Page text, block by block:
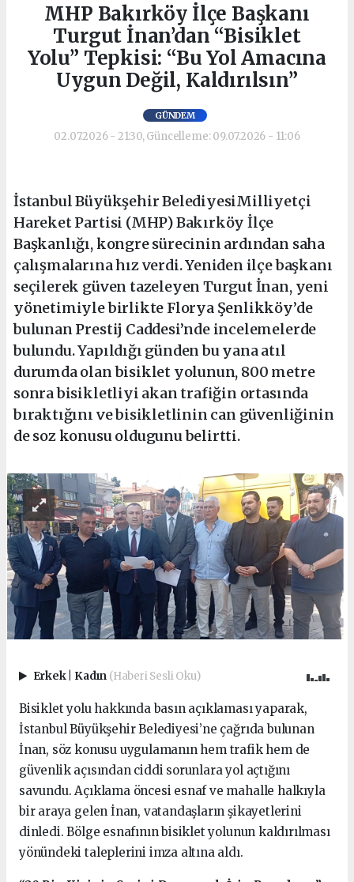
MHP Bakırköy İlçe Başkanı
Turgut İnan’dan “Bisiklet
Yolu” Tepkisi: “Bu Yol Amacına
Uygun Değil, Kaldırılsın”
GÜNDEM
02.07.2026 - 21:30, Güncelleme: 09.07.2026 - 11:06
İstanbul Büyükşehir BelediyesiMilliyetçi
Hareket Partisi (MHP) Bakırköy İlçe
Başkanlığı, kongre sürecinin ardından saha
çalışmalarına hız verdi. Yeniden ilçe başkanı
seçilerek güven tazeleyen Turgut İnan, yeni
yönetimiyle birlikte Florya Şenlikköy’de
bulunan Prestij Caddesi’nde incelemelerde
bulundu. Yapıldığı günden bu yana atıl
durumda olan bisiklet yolunun, 800 metre
sonra bisikletliyi akan trafiğin ortasında
bıraktığını ve bisikletlinin can güvenliğinin
de soz konusu oldugunu belirtti.
Erkek Kadın (Haberi Sesli Oku)
Bisiklet yolu hakkında basın açıklaması yaparak,
İstanbul Büyükşehir Belediyesi’ne çağrıda bulunan
İnan, söz konusu uygulamanın hem trafik hem de
güvenlik açısından ciddi sorunlara yol açtığını
savundu. Açıklama öncesi esnaf ve mahalle halkıyla
bir araya gelen İnan, vatandaşların şikayetlerini
dinledi. Bölge esnafının bisiklet yolunun kaldırılması
yönündeki taleplerini imza altına aldı.